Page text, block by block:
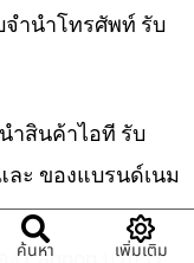
ำนำโทรศัพท์ รับ
ำสินค้าไอที รับ
ะ ของแบรนด์เนม
ค้นหา เพิ่มเติม